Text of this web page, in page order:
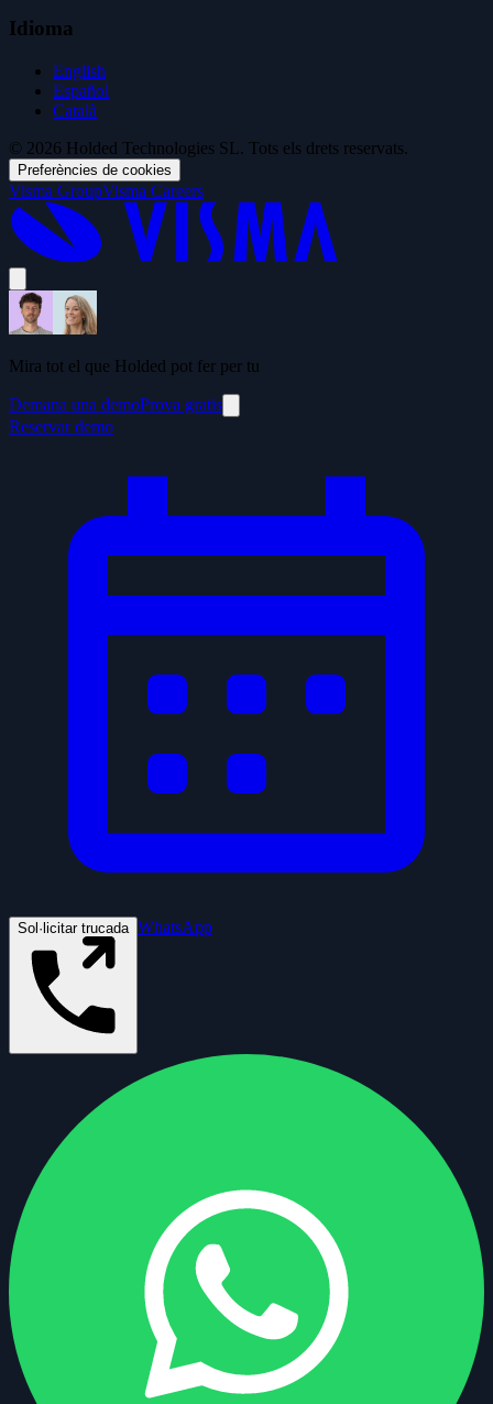
Idioma
English
Español
Català
© 2026 Holded Technologies SL. Tots els drets reservats.
Preferències de cookies
Visma GroupVisma Careers
Mira tot el que Holded pot fer per tu
Demana una demoProva gratis
Reservar demo
Sol·licitar trucada WhatsApp